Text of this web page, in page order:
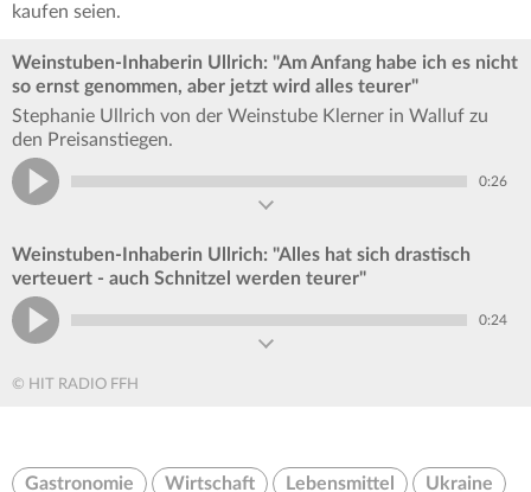
kaufen seien.
Weinstuben-Inhaberin Ullrich: "Am Anfang habe ich es nicht
so ernst genommen, aber jetzt wird alles teurer"
Stephanie Ullrich von der Weinstube Klerner in Walluf zu
den Preisanstiegen.
0:26
Weinstuben-Inhaberin Ullrich: "Alles hat sich drastisch
verteuert - auch Schnitzel werden teurer"
0:24
© HIT RADIO FFH
Gastronomie Wirtschaft Lebensmittel Ukraine